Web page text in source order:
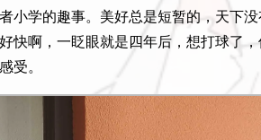
小学的趣事。美好总是短暂的，天下
快啊，一眨眼就是四年后，想打球了，
受。